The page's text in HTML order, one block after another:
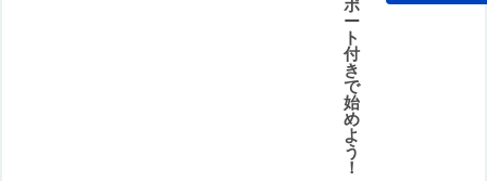
ー
ト
付
き
で
始
め
よ
う
！